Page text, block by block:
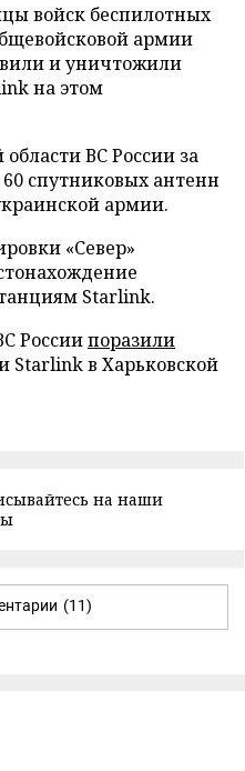
войск беспилотных
армии
и уничтожили
на этом
ВС России за
спутниковых антенн
армии.
«Север»
Starlink.
Россиипоразили
Starlink в Харьковской
на наши
(11)